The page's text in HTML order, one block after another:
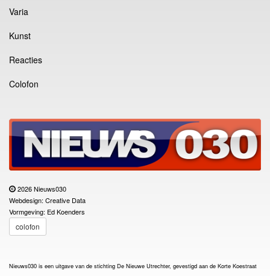
Varia
Kunst
Reacties
Colofon
2026 Nieuws030
Webdesign: Creative Data
Vormgeving: Ed Koenders
colofon
Nieuws030 is een uitgave van de stichting De Nieuwe Utrechter, gevestigd aan de Korte Koestraat